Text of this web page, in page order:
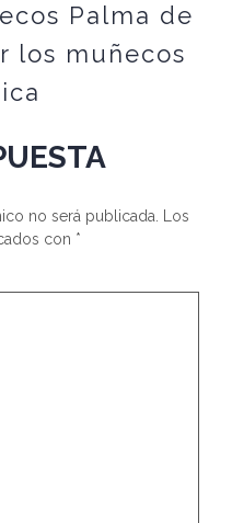
Palma de
los muñecos
no será publicada.
Los
con *